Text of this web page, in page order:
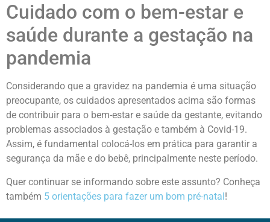
Cuidado com o bem-estar e
saúde durante a gestação na
pandemia
Considerando que a gravidez na pandemia é uma situação
preocupante, os cuidados apresentados acima são formas
de contribuir para o bem-estar e saúde da gestante, evitando
problemas associados à gestação e também à Covid-19.
Assim, é fundamental colocá-los em prática para garantir a
segurança da mãe e do bebê, principalmente neste período.
Quer continuar se informando sobre este assunto? Conheça
também 5 orientações para fazer um bom pré-natal!